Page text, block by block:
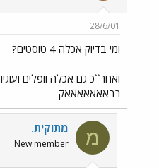
28/6/01
ומי בדיוק אכלה 4 טוסטים?
ואחר``כ גם אכלה וופלים
רבאאאאאאאק
מ מתוקית.
New member